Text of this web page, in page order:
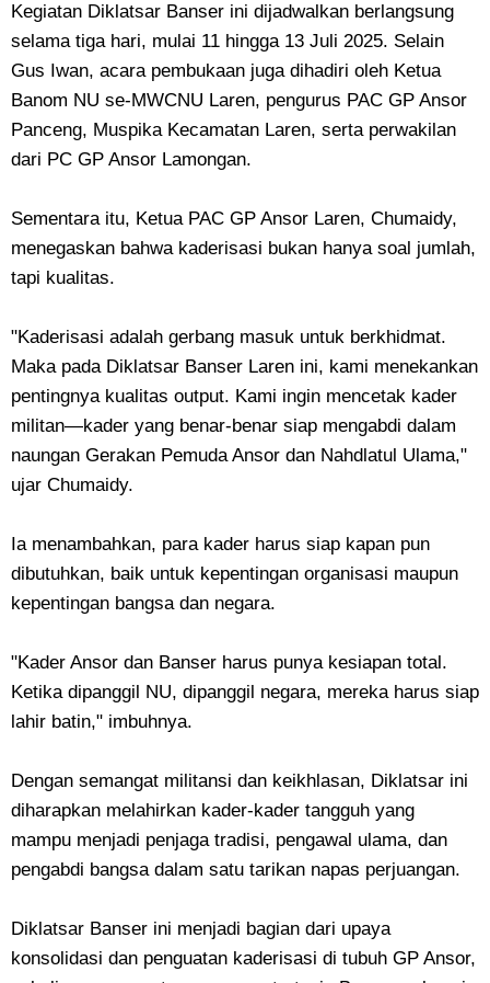
Kegiatan Diklatsar Banser ini dijadwalkan berlangsung
selama tiga hari, mulai 11 hingga 13 Juli 2025. Selain
Gus Iwan, acara pembukaan juga dihadiri oleh Ketua
Banom NU se-MWCNU Laren, pengurus PAC GP Ansor
Panceng, Muspika Kecamatan Laren, serta perwakilan
dari PC GP Ansor Lamongan.
Sementara itu, Ketua PAC GP Ansor Laren, Chumaidy,
menegaskan bahwa kaderisasi bukan hanya soal jumlah,
tapi kualitas.
"Kaderisasi adalah gerbang masuk untuk berkhidmat.
Maka pada Diklatsar Banser Laren ini, kami menekankan
pentingnya kualitas output. Kami ingin mencetak kader
militan—kader yang benar-benar siap mengabdi dalam
naungan Gerakan Pemuda Ansor dan Nahdlatul Ulama,"
ujar Chumaidy.
Ia menambahkan, para kader harus siap kapan pun
dibutuhkan, baik untuk kepentingan organisasi maupun
kepentingan bangsa dan negara.
"Kader Ansor dan Banser harus punya kesiapan total.
Ketika dipanggil NU, dipanggil negara, mereka harus siap
lahir batin," imbuhnya.
Dengan semangat militansi dan keikhlasan, Diklatsar ini
diharapkan melahirkan kader-kader tangguh yang
mampu menjadi penjaga tradisi, pengawal ulama, dan
pengabdi bangsa dalam satu tarikan napas perjuangan.
Diklatsar Banser ini menjadi bagian dari upaya
konsolidasi dan penguatan kaderisasi di tubuh GP Ansor,